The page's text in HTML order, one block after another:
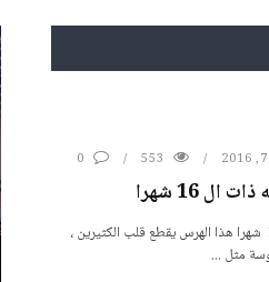
553
0
16 شهرا
شاهد بالفيديو : أب يتزوج أبنته ذات ال 16 شهرا هذا الهرس يقطع قلب الكثيرين ،
مثل ...